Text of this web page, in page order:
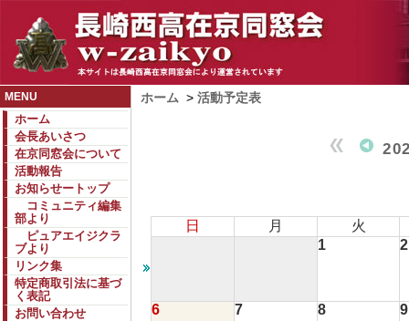
MENU
ホーム
会長あいさつ
在京同窓会について
活動報告
お知らせートップ
コミュニティ編集
部より
ピュアエイジクラ
ブより
リンク集
特定商取引法に基づ
く表記
お問い合わせ
ホーム > 活動予定表
日 月
火
1
2
6 7 8 9